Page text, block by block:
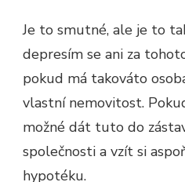
Je to smutné, ale je to
depresím se ani za
pokud má takováto
vlastní nemovitost.
možné dát tuto do
společnosti a vzít si
hypotéku.